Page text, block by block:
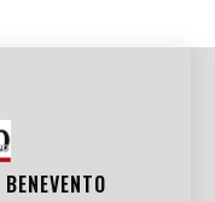
BENEVENTO